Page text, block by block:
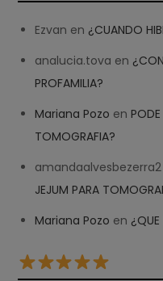
Ezvan en ¿CUANDO
analucia.tova en
PROFAMILIA?
Mariana Pozo en
TOMOGRAFIA?
amandaalvesbezerra2
JEJUM PARA
Mariana Pozo en